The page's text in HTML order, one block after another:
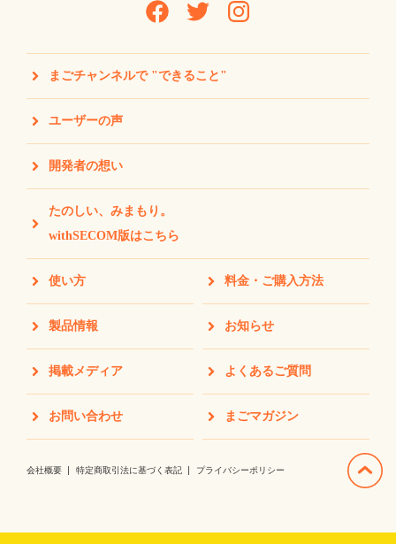
まごチャンネルで "できること"
ユーザーの声
開発者の想い
たのしい、みまもり。
withSECOM版はこちら
使い方 料金・ご購入方法
製品情報 お知らせ
掲載メディア よくあるご質問
お問い合わせ まごマガジン
会社概要 特定商取引法に基づく表記 プライバシーポリシー